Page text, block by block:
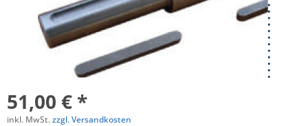
51,00 € *
inkl. MwSt.zzgl. Versandkosten